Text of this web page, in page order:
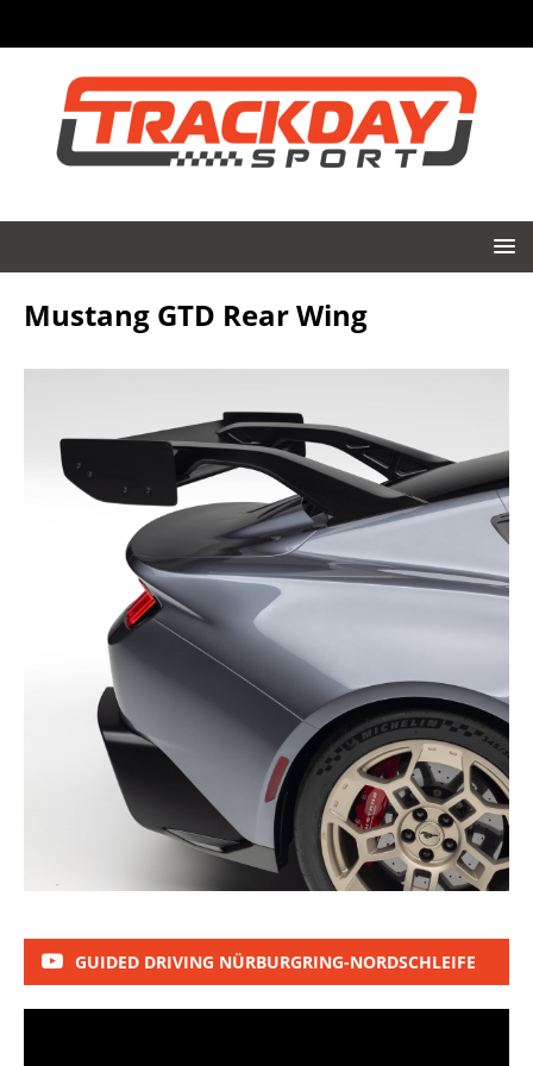
Mustang GTD Rear Wing
GUIDED DRIVING NÜRBURGRING-NORDSCHLEIFE